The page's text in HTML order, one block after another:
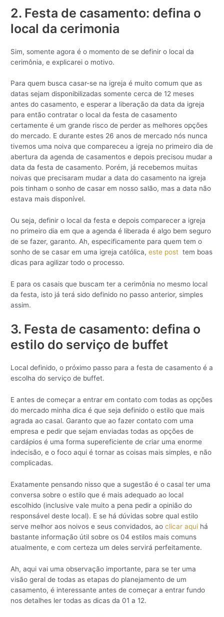
2. Festa de casamento: defina o
local da cerimonia
Sim, somente agora é o momento de se definir o local da
cerimônia, e explicarei o motivo.
Para quem busca casar-se na igreja é muito comum que as
datas sejam disponibilizadas somente cerca de 12 meses
antes do casamento, e esperar a liberação da data da igreja
para então contratar o local da festa de casamento
certamente é um grande risco de perder as melhores opções
do mercado. E durante estes 26 anos de mercado nós nunca
tivemos uma noiva que compareceu a igreja no primeiro dia de
abertura da agenda de casamentos e depois precisou mudar a
data da festa de casamento. Porém, já recebemos muitas
noivas que precisaram mudar a data do casamento na igreja
pois tinham o sonho de casar em nosso salão, mas a data não
estava mais disponível.
Ou seja, definir o local da festa e depois comparecer a igreja
no primeiro dia em que a agenda é liberada é algo bem seguro
de se fazer, garanto. Ah, especificamente para quem tem o
sonho de se casar em uma igreja católica,este post tem boas
dicas para agilizar todo o processo.
E para os casais que buscam ter a cerimônia no mesmo local
da festa, isto já terá sido definido no passo anterior, simples
assim.
3. Festa de casamento: defina o
estilo do serviço de buffet
Local definido, o próximo passo para a festa de casamento é a
escolha do serviço de buffet.
E antes de começar a entrar em contato com todas as opções
do mercado minha dica é que seja definido o estilo que mais
agrada ao casal. Garanto que ao fazer contato com uma
empresa e pedir que sejam enviadas todas as opções de
cardápios é uma forma supereficiente de criar uma enorme
indecisão, e o foco aqui é tornar as coisas mais simples, e não
complicadas.
Exatamente pensando nisso que a sugestão é o casal ter uma
conversa sobre o estilo que é mais adequado ao local
escolhido (inclusive vale muito a pena pedir a opinião do
responsável deste local). E se há dúvidas sobre qual estilo
serve melhor aos noivos e seus convidados, aoclicar aqui há
bastante informação útil sobre os 04 estilos mais comuns
atualmente, e com certeza um deles servirá perfeitamente.
Ah, aqui vai uma observação importante, para se ter uma
visão geral de todas as etapas do planejamento de um
casamento, é interessante antes de começar a entrar fundo
nos detalhes ler todas as dicas da 01 a 12.